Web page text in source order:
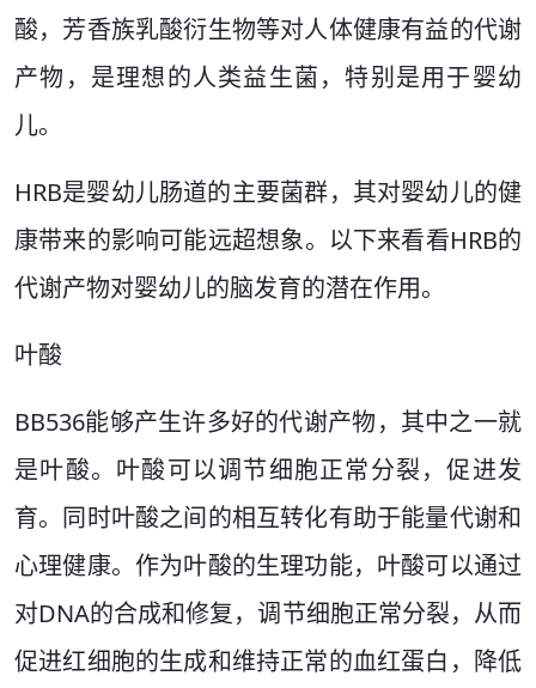
酸，芳香族乳酸衍生物等对人体健康有益的代谢
产物，是理想的人类益生菌，特别是用于婴幼
儿。
HRB是婴幼儿肠道的主要菌群，其对婴幼儿的健
康带来的影响可能远超想象。以下来看看HRB的
代谢产物对婴幼儿的脑发育的潜在作用。
叶酸
BB536能够产生许多好的代谢产物，其中之一就
是叶酸。叶酸可以调节细胞正常分裂，促进发
育。同时叶酸之间的相互转化有助于能量代谢和
心理健康。作为叶酸的生理功能，叶酸可以通过
对DNA的合成和修复，调节细胞正常分裂，从而
促进红细胞的生成和维持正常的血红蛋白，降低